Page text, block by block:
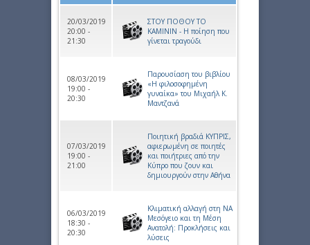
20/03/2019
20:00 -
21:30
ΣΤΟΥ ΠΟΘΟΥ ΤΟ
ΚΑΜΙΝΙΝ - Η ποίηση που
γίνεται τραγούδι
08/03/2019
19:00 -
20:30
Παρουσίαση του βιβλίου
«Η φιλοσοφημένη
γυναίκα» του Μιχαήλ Κ.
Μαντζανά
07/03/2019
19:00 -
21:00
Ποιητική βραδιά ΚΥΠΡΙΣ,
αφιερωμένη σε ποιητές
και ποιήτριες από την
Κύπρο που ζουν και
δημιουργούν στην Αθήνα
06/03/2019
18:30 -
20:30
Κλιματική αλλαγή στη ΝΑ
Μεσόγειο και τη Μέση
Ανατολή: Προκλήσεις και
λύσεις